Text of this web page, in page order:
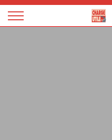
Magazine
Panneau de gestion des